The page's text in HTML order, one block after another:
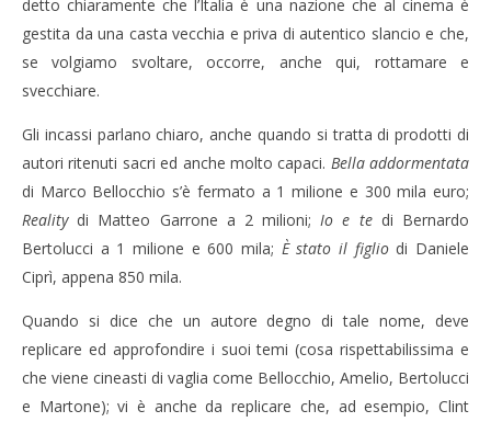
detto chiaramente che l’Italia è una nazione che al cinema è
gestita da una casta vecchia e priva di autentico slancio e che,
se volgiamo svoltare, occorre, anche qui, rottamare e
svecchiare.
Gli incassi parlano chiaro, anche quando si tratta di prodotti di
autori ritenuti sacri ed anche molto capaci. Bella addormentata
di Marco Bellocchio s’è fermato a 1 milione e 300 mila euro;
Realitydi Matteo Garrone a 2 milioni; Io e tedi Bernardo
Bertolucci a 1 milione e 600 mila; È stato il figliodi Daniele
Ciprì, appena 850 mila.
Quando si dice che un autore degno di tale nome, deve
replicare ed approfondire i suoi temi (cosa rispettabilissima e
che viene cineasti di vaglia come Bellocchio, Amelio, Bertolucci
e Martone); vi è anche da replicare che, ad esempio, Clint